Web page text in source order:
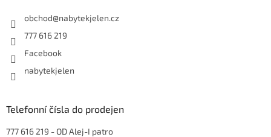
obchod@nabytekjelen.cz
777 616 219
Facebook
nabytekjelen
Telefonní čísla do prodejen
777 616 219 - OD Alej-I patro